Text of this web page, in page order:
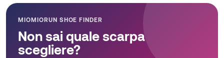
opzioni
possono
scelte
nella
opzioni
possono
scelte
MIOMIORUN SHOE FINDER
Non sai quale scarpa
scegliere?